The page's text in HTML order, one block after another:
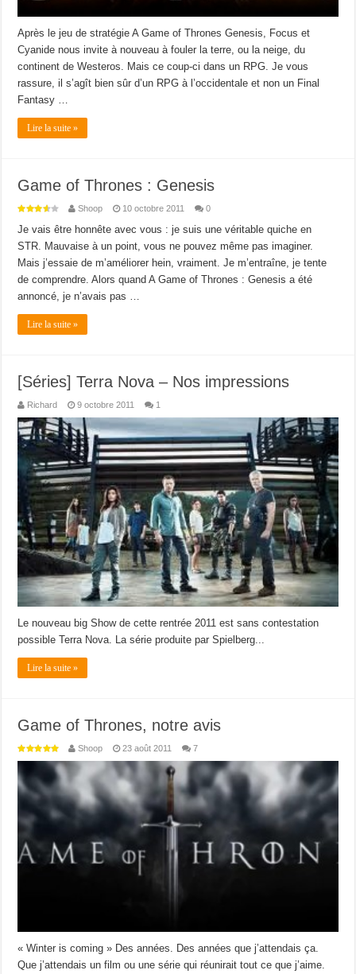
Après le jeu de stratégie A Game of Thrones Genesis, Focus et
Cyanide nous invite à nouveau à fouler la terre, ou la neige, du
continent de Westeros. Mais ce coup-ci dans un RPG. Je vous
rassure, il s’agît bien sûr d’un RPG à l’occidentale et non un Final
Fantasy …
Lire la suite »
Game of Thrones : Genesis
Shoop 10 octobre 2011 0
Je vais être honnête avec vous : je suis une véritable quiche en
STR. Mauvaise à un point, vous ne pouvez même pas imaginer.
Mais j’essaie de m’améliorer hein, vraiment. Je m’entraîne, je tente
de comprendre. Alors quand A Game of Thrones : Genesis a été
annoncé, je n’avais pas …
Lire la suite »
[Séries] Terra Nova – Nos impressions
Richard 9 octobre 2011 1
Le nouveau big Show de cette rentrée 2011 est sans contestation
possible Terra Nova. La série produite par Spielberg...
Lire la suite »
Game of Thrones, notre avis
Shoop 23 août 2011 7
« Winter is coming » Des années. Des années que j’attendais ça.
Que j’attendais un film ou une série qui réunirait tout ce que j’aime.